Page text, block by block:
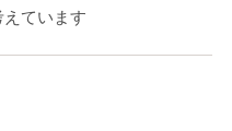
ています